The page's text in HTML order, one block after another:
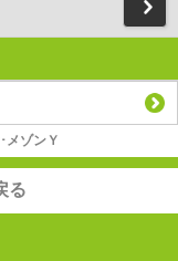
メゾンＹ
る